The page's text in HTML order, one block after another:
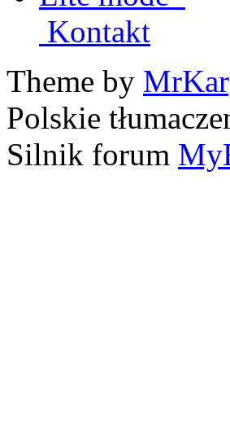
Kontakt
Theme by
Polskie
Silnik forum